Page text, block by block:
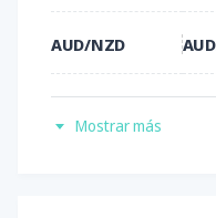
AUD/NZD
Mostrar más